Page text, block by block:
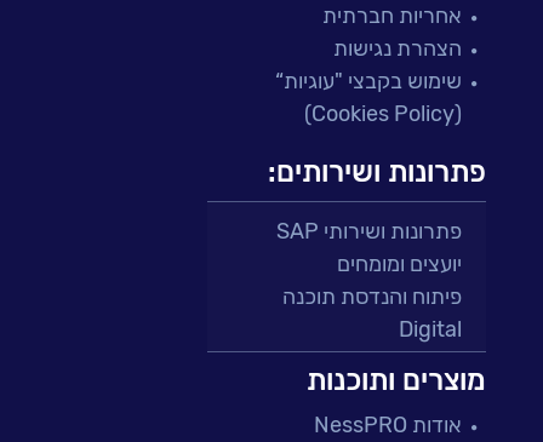
אחריות חברתית
הצהרת נגישות
שימוש בקבצי "עוגיות“
(Cookies Policy)
פתרונות ושירותים:
פתרונות ושירותי SAP
יועצים ומומחים
פיתוח והנדסת תוכנה
Digital
פתרונות למגזר הפיננסי
מיקור חוץ ושירותים מנוהלים
מוצרים ותוכנות
אודות NessPRO